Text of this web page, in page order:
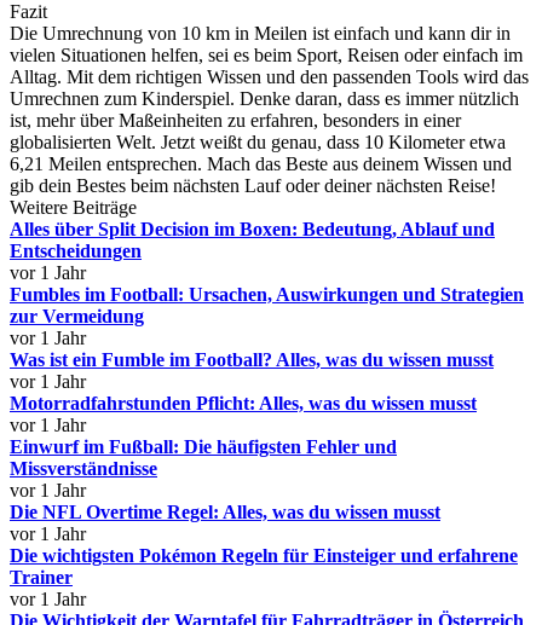
Fazit
Die Umrechnung von 10 km in Meilen ist einfach und kann dir in
vielen Situationen helfen, sei es beim Sport, Reisen oder einfach im
Alltag. Mit dem richtigen Wissen und den passenden Tools wird das
Umrechnen zum Kinderspiel. Denke daran, dass es immer nützlich
ist, mehr über Maßeinheiten zu erfahren, besonders in einer
globalisierten Welt. Jetzt weißt du genau, dass 10 Kilometer etwa
6,21 Meilen entsprechen. Mach das Beste aus deinem Wissen und
gib dein Bestes beim nächsten Lauf oder deiner nächsten Reise!
Weitere Beiträge
Alles über Split Decision im Boxen: Bedeutung, Ablauf und
Entscheidungen
vor 1 Jahr
Fumbles im Football: Ursachen, Auswirkungen und Strategien
zur Vermeidung
vor 1 Jahr
Was ist ein Fumble im Football? Alles, was du wissen musst
vor 1 Jahr
Motorradfahrstunden Pflicht: Alles, was du wissen musst
vor 1 Jahr
Einwurf im Fußball: Die häufigsten Fehler und
Missverständnisse
vor 1 Jahr
Die NFL Overtime Regel: Alles, was du wissen musst
vor 1 Jahr
Die wichtigsten Pokémon Regeln für Einsteiger und erfahrene
Trainer
vor 1 Jahr
Die Wichtigkeit der Warntafel für Fahrradträger in Österreich